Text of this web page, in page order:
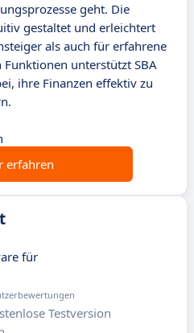
geht. Die
gestaltet und erleichtert
als auch für erfahrene
unterstützt SBA
ihre Finanzen effektiv zu
erfahren
für
Testversion